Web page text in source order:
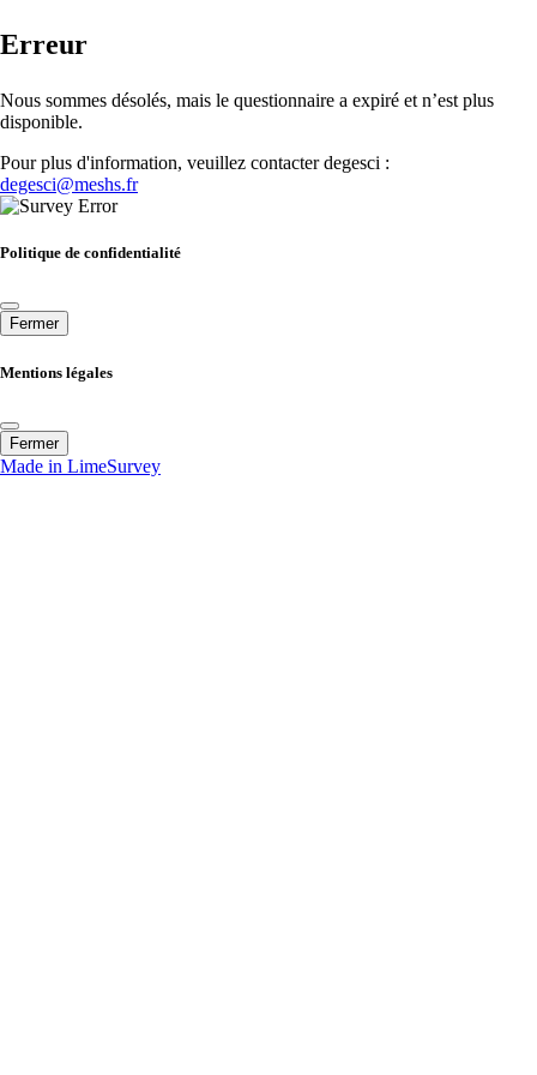
Erreur
Nous sommes désolés, mais le questionnaire a expiré et n’est plus
disponible.
Pour plus d'information, veuillez contacter degesci :
degesci@meshs.fr
Politique de confidentialité
Fermer
Mentions légales
Fermer
Made in LimeSurvey